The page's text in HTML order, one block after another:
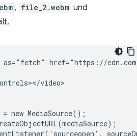
, file_2.webm und
href="https://
video>
new MediaSource();